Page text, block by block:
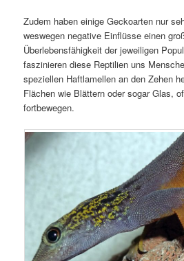
Zudem haben einige Geckoarten nur
weswegen negative Einflüsse einen
Überlebensfähigkeit der jeweiligen
faszinieren diese Reptilien uns
speziellen Haftlamellen an den Zehen
Flächen wie Blättern oder sogar Glas,
fortbewegen.